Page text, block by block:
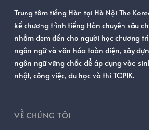
Trung tâm tiếng Hàn tại Hà Nội The
kế chương trình tiếng Hàn chuyên sâu
nhằm đem đến cho người học chương
ngôn ngữ và văn hóa toàn diện, xây
ngôn ngữ vững chắc để áp dụng vào
nhật, công việc, du học và thi TOPIK.
VỀ CHÚNG TÔI